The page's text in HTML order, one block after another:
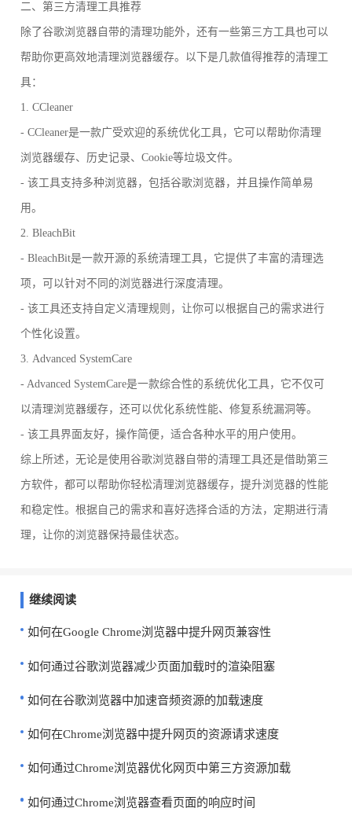
二、第三方清理工具推荐
除了谷歌浏览器自带的清理功能外，还有一些第三方工具也可以
帮助你更高效地清理浏览器缓存。以下是几款值得推荐的清理工
具：
1. CCleaner
- CCleaner是一款广受欢迎的系统优化工具，它可以帮助你清理
浏览器缓存、历史记录、Cookie等垃圾文件。
- 该工具支持多种浏览器，包括谷歌浏览器，并且操作简单易
用。
2. BleachBit
- BleachBit是一款开源的系统清理工具，它提供了丰富的清理选
项，可以针对不同的浏览器进行深度清理。
- 该工具还支持自定义清理规则，让你可以根据自己的需求进行
个性化设置。
3. Advanced SystemCare
- Advanced SystemCare是一款综合性的系统优化工具，它不仅可
以清理浏览器缓存，还可以优化系统性能、修复系统漏洞等。
- 该工具界面友好，操作简便，适合各种水平的用户使用。
综上所述，无论是使用谷歌浏览器自带的清理工具还是借助第三
方软件，都可以帮助你轻松清理浏览器缓存，提升浏览器的性能
和稳定性。根据自己的需求和喜好选择合适的方法，定期进行清
理，让你的浏览器保持最佳状态。
继续阅读
如何在Google Chrome浏览器中提升网页兼容性
如何通过谷歌浏览器减少页面加载时的渲染阻塞
如何在谷歌浏览器中加速音频资源的加载速度
如何在Chrome浏览器中提升网页的资源请求速度
如何通过Chrome浏览器优化网页中第三方资源加载
如何通过Chrome浏览器查看页面的响应时间